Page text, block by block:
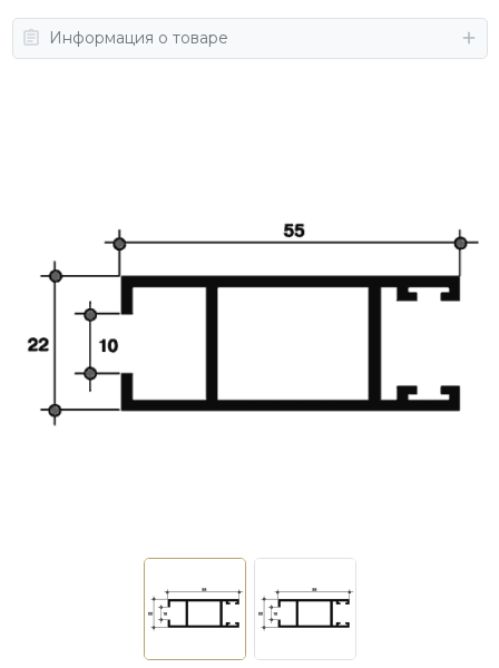
Информация о товаре